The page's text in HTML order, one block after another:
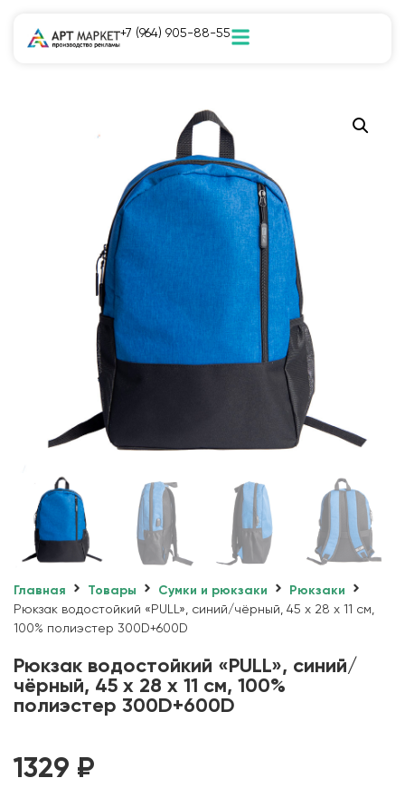
+7 (964) 905-88-55
Главная Товары Сумки и рюкзаки
Рюкзаки
Рюкзак водостойкий «PULL», синий/чёрный, 45 x 28 x 11 см,
100% полиэстер 300D+600D
Рюкзак водостойкий «PULL», синий/
чёрный, 45 x 28 x 11 см, 100%
полиэстер 300D+600D
1329 ₽